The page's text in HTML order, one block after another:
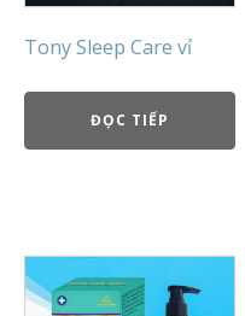
Tony Sleep Care vỉ
ĐỌC TIẾP